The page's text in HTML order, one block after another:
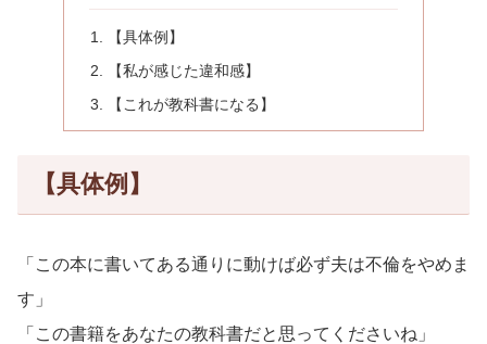
【具体例】
【私が感じた違和感】
【これが教科書になる】
【具体例】
「この本に書いてある通りに動けば必ず夫は不倫をやめま
す」
「この書籍をあなたの教科書だと思ってくださいね」